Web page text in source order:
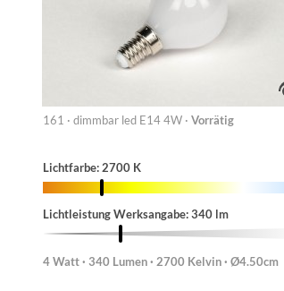
161 · dimmbar led E14 4W · Vorrätig
Lichtfarbe: 2700 K
Lichtleistung Werksangabe: 340 lm
4 Watt · 340 Lumen · 2700 Kelvin · Ø4.50cm